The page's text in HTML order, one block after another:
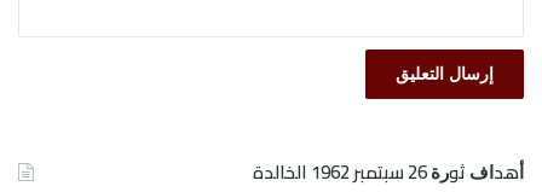
ﺃﻫﺪﺍﻑ ﺛﻮﺭﺓ 26 ﺳﺒﺘﻤﺒﺮ 1962 الخالدة